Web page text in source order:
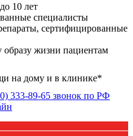
10 лет
специалисты
сертифицированные
образу жизни пациентам
на дому и в клинике*
333-89-65 звонок по РФ